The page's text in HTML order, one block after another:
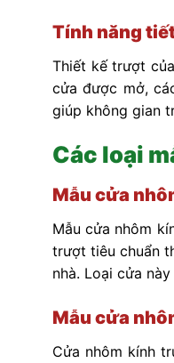
Tính năng
Thiết kế trượt
cửa được mở,
giúp không gian
Các loại
Mẫu cửa
Mẫu cửa nhôm
trượt tiêu chuẩn
nhà. Loại cửa
Mẫu cửa
Cửa nhôm kính